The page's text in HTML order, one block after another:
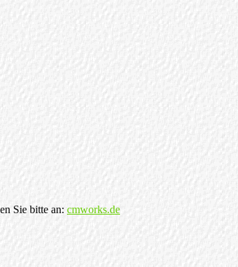
Sie bitte an: cmworks.de